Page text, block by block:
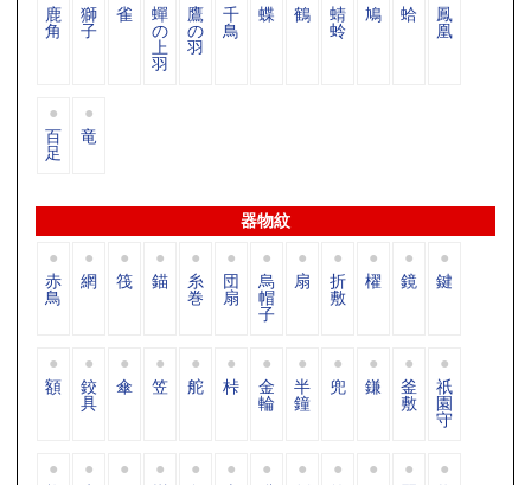
鹿
角
獅
子
雀 蟬
の
上
羽
鷹
の
羽
千
鳥
蝶 鶴 蜻
蛉
鳩 蛤 鳳
凰
百
足
竜
器物紋
赤
鳥
網 筏 錨 糸
巻
団
扇
烏
帽
子
扇 折
敷
櫂 鏡 鍵
額 鉸
具
傘 笠 舵 桛 金
輪
半
鐘
兜 鎌 釜
敷
祇
園
守